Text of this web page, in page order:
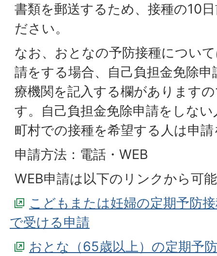
書類を郵送するため、接種の10
ださい。
なお、おとなの予防接種につい
請をする場合、自己負担金免除
療機関を記入する欄があります
す。自己負担金免除申請をしな
町村での接種を希望する人は申
申請方法：電話・WEB
WEB申請は以下のリンクから可
こどもまたは妊婦の定期予防
で受ける申請
おとな（65歳以上）の定期予